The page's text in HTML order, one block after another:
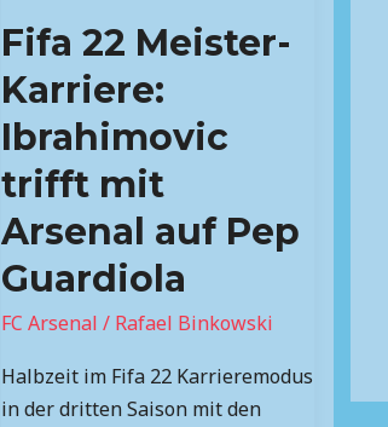
Fifa 22 Meister-
Karriere:
Ibrahimovic
trifft mit
Arsenal auf Pep
Guardiola
FC Arsenal / Rafael Binkowski
Halbzeit im Fifa 22 Karrieremodus
in der dritten Saison mit den
Meister-
Ibrahimovic
trifft
mit
Arsenal
auf
Pep
Guardiola